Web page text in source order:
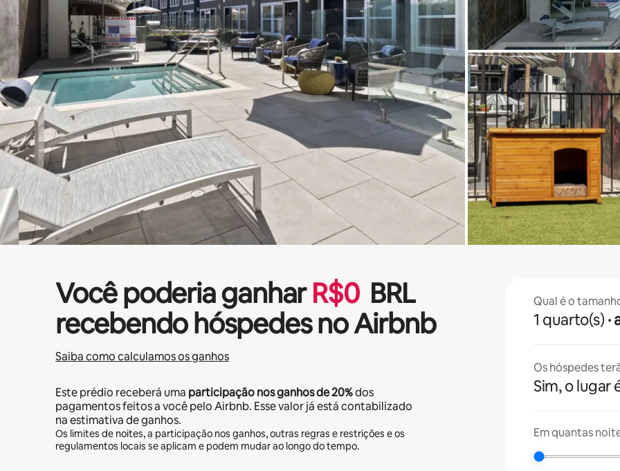
Você poderia ganhar R$0 BRL
recebendo hóspedes no Airbnb
Saiba como calculamos os ganhos
Este prédio receberá uma participação nos ganhos de20%dos
pagamentos feitos a você pelo Airbnb. Esse valor já está contabilizado
na estimativa de ganhos.
Os limites de noites, a participação nos ganhos, outras regras e restrições e os
regulamentos locais se aplicam e podem mudar ao longo do tempo.
Qual é o
1 quarto(s)
Os hóspedes
Sim, o lugar
Em quantas